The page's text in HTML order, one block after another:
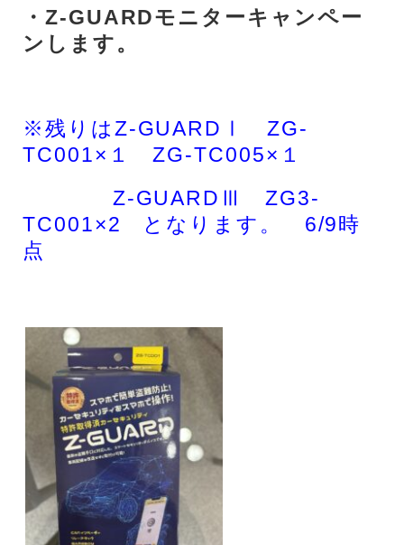
・Z‐GUARDモニターキャンペー
ンします。
※残りはZ-GUARDⅠ ZG-
TC001×１ ZG-TC005×１
Z-GUARDⅢ ZG3-
TC001×2 となります。 6/9時
点